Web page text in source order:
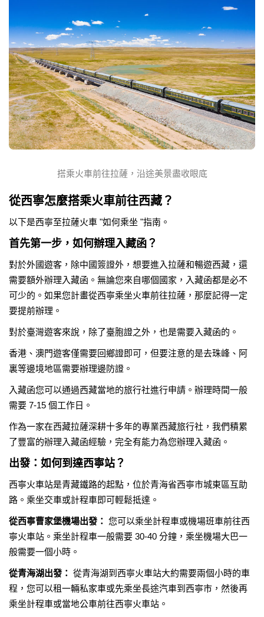
搭乘火車前往拉薩，沿途美景盡收眼底
從西寧怎麼搭乘火車前往西藏？
以下是西寧至拉薩火車 "如何乘坐 "指南。
首先第一步，如何辦理入藏函？
對於外國遊客，除中國簽證外，想要進入拉薩和暢遊西藏，還
需要額外辦理入藏函。無論您來自哪個國家，入藏函都是必不
可少的。如果您計畫從西寧乘坐火車前往拉薩，那麼記得一定
要提前辦理。
對於臺灣遊客來說，除了臺胞證之外，也是需要入藏函的。
香港、澳門遊客僅需要回鄉證即可，但要注意的是去珠峰、阿
裏等邊境地區需要辦理邊防證。
入藏函您可以通過西藏當地的旅行社進行申請。辦理時間一般
需要 7-15 個工作日。
作為一家在西藏拉薩深耕十多年的專業西藏旅行社，我們積累
了豐富的辦理入藏函經驗，完全有能力為您辦理入藏函。
出發：如何到達西寧站？
西寧火車站是青藏鐵路的起點，位於青海省西寧市城東區互助
路。乘坐交車或計程車即可輕鬆抵達。
從西寧曹家堡機場出發： 您可以乘坐計程車或機場班車前往西
寧火車站。乘坐計程車一般需要 30-40 分鐘，乘坐機場大巴一
般需要一個小時。
從青海湖出發： 從青海湖到西寧火車站大約需要兩個小時的車
程，您可以租一輛私家車或先乘坐長途汽車到西寧市，然後再
乘坐計程車或當地公車前往西寧火車站。